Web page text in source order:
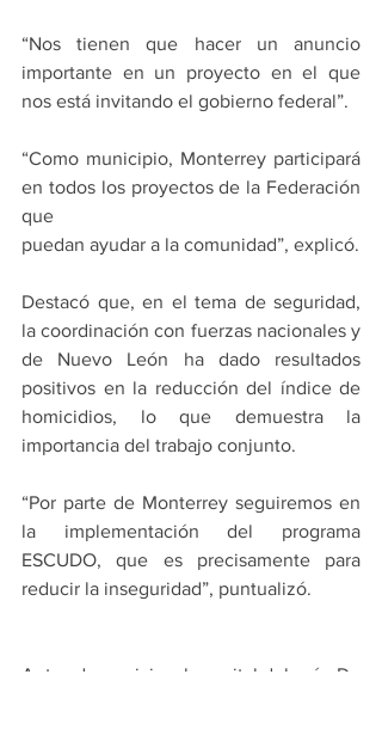
“Nos tienen que hacer un anuncio
importante en un proyecto en el que
nos está invitando el gobierno federal”.
“Como municipio, Monterrey participará
en todos los proyectos de la Federación
que
puedan ayudar a la comunidad”, explicó.
Destacó que, en el tema de seguridad,
la coordinación con fuerzas nacionales y
de Nuevo León ha dado resultados
positivos en la reducción del índice de
homicidios, lo que demuestra la
importancia del trabajo conjunto.
“Por parte de Monterrey seguiremos en
la implementación del programa
ESCUDO, que es precisamente para
reducir la inseguridad”, puntualizó.
Antes de su viaje a la capital del país, De